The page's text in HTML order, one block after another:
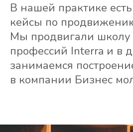
В нашей практике
кейсы по
Мы продвигали
профессий Interra и в
занимаемся
в компании Бизнес